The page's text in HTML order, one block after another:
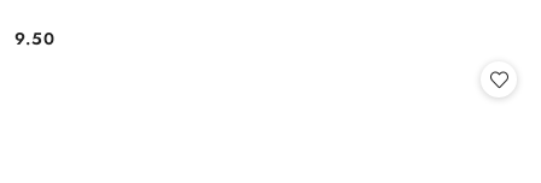
Cena:
9.50